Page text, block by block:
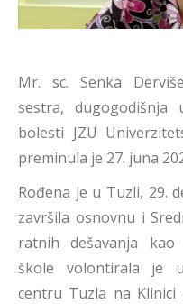
Mr. sc. Senka
sestra, dugogodišnja
bolesti JZU
preminula je 27. juna
Rođena je u Tuzli, 29.
završila osnovnu i
ratnih dešavanja kao
škole volontirala je
centru Tuzla na